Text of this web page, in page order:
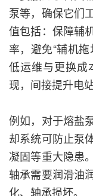
泵等，确保它们
值包括：保障辅
率，避免“辅机
低运维与更换成
现，间接提升电
例如，对于熔盐
却系统可防止泵
凝固等重大隐患
轴承需要润滑油
化、轴承损坏。